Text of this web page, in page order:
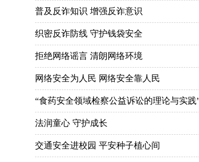
普及反诈知识 增强反诈意识
织密反诈防线 守护钱袋安全
拒绝网络谣言 清朗网络环境
网络安全为人民 网络安全靠人民
“食药安全领域检察公益诉讼的理论与实
法润童心 守护成长
交通安全进校园 平安种子植心间